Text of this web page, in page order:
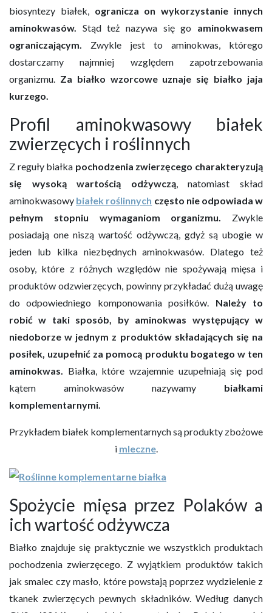
biosyntezy białek, ogranicza on wykorzystanie innych
aminokwasów. Stąd też nazywa się go aminokwasem
ograniczającym. Zwykle jest to aminokwas, którego
dostarczamy najmniej względem zapotrzebowania
organizmu. Za białko wzorcowe uznaje się białko jaja
kurzego.
Profil aminokwasowy białek
zwierzęcych i roślinnych
Z reguły białka pochodzenia zwierzęcego charakteryzują
się wysoką wartością odżywczą, natomiast skład
aminokwasowy białek roślinnych często nie odpowiada w
pełnym stopniu wymaganiom organizmu. Zwykle
posiadają one niszą wartość odżywczą, gdyż są ubogie w
jeden lub kilka niezbędnych aminokwasów. Dlatego też
osoby, które z różnych względów nie spożywają mięsa i
produktów odzwierzęcych, powinny przykładać dużą uwagę
do odpowiedniego komponowania posiłków. Należy to
robić w taki sposób, by aminokwas występujący w
niedoborze w jednym z produktów składających się na
posiłek, uzupełnić za pomocą produktu bogatego w ten
aminokwas. Białka, które wzajemnie uzupełniają się pod
kątem aminokwasów nazywamy białkami
komplementarnymi.
Przykładem białek komplementarnych są produkty zbożowe
i mleczne.
Spożycie mięsa przez Polaków a
ich wartość odżywcza
Białko znajduje się praktycznie we wszystkich produktach
pochodzenia zwierzęcego. Z wyjątkiem produktów takich
jak smalec czy masło, które powstają poprzez wydzielenie z
tkanek zwierzęcych pewnych składników. Według danych